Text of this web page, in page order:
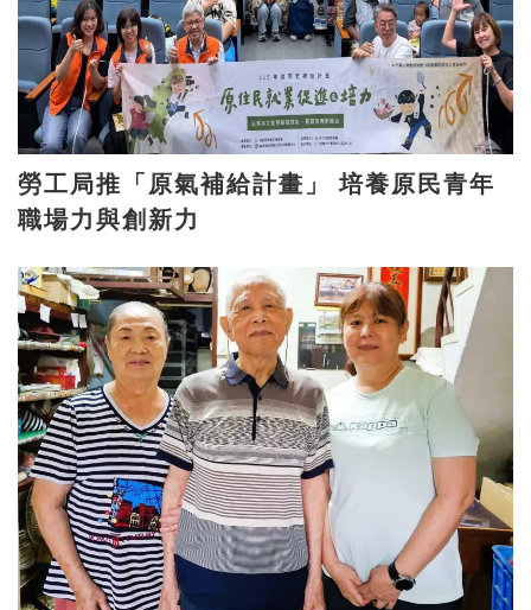
勞工局推「原氣補給計畫」 培養原民青年
職場力與創新力